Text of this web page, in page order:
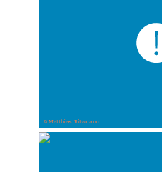
© Matthias Ritzmann